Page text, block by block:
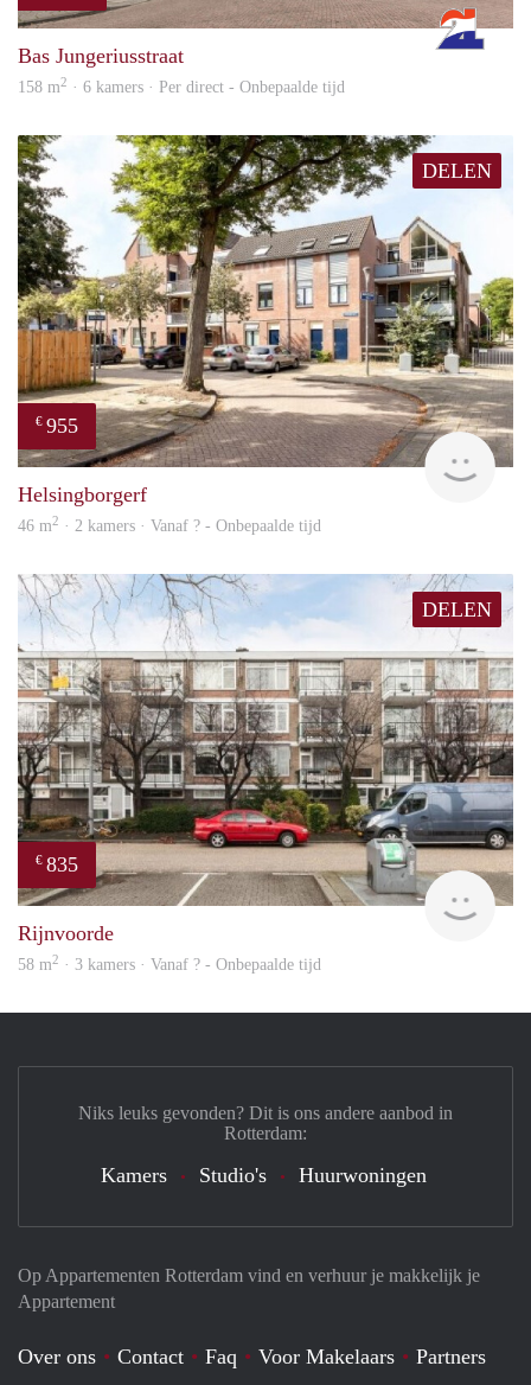
Bas Jungeriusstraat
158 m2 · 6 kamers · Per direct - Onbepaalde tijd
DELEN
€ 955
Helsingborgerf
46 m2 · 2 kamers · Vanaf ? - Onbepaalde tijd
DELEN
€ 835
Rijnvoorde
58 m2 · 3 kamers · Vanaf ? - Onbepaalde tijd
Op Appartementen Rotterdam vind en verhuur je makkelijk je
Appartement
Over ons Contact Faq Voor Makelaars Partners
Niks leuks gevonden? Dit is ons andere aanbod in
Rotterdam:
Kamers Studio's Huurwoningen